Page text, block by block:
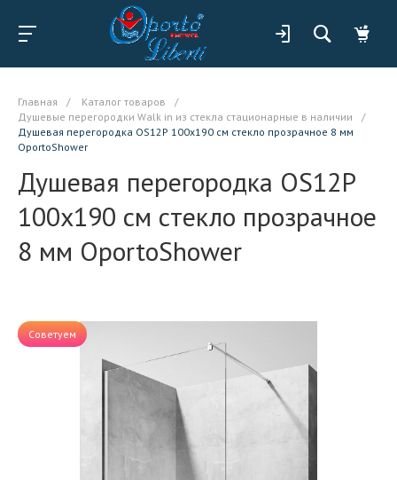
Главная / Каталог товаров
/
Душевые перегородки Walk in из стекла стационарные в наличии
/
Душевая перегородка OS12P 100x190 см стекло прозрачное 8 мм
OportoShower
Душевая перегородка OS12P
100x190 см стекло прозрачное
8 мм OportoShower
Советуем